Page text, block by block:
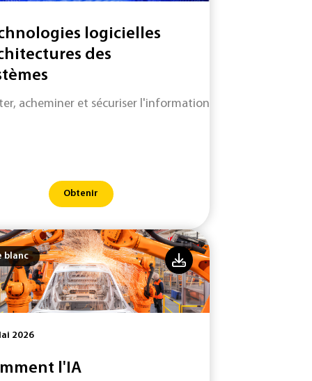
logicielles
des
acheminer et sécuriser l'information : un enjeu
Obtenir
blanc
2026
l'IA